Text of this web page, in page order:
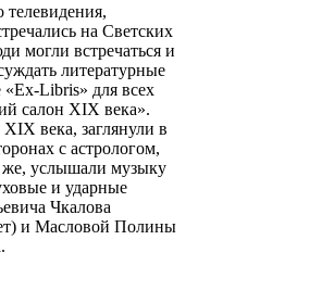
телевидения,
на Светских
могли встречаться и
литературные
«Ex-Libris» для всех
салон XIX века».
века, заглянули в
с астрологом,
же, услышали музыку
и ударные
Чкалова
и Масловой Полины